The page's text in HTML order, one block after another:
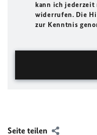
kann ich
widerrufen. Die
zur Kenntnis
Seite teilen